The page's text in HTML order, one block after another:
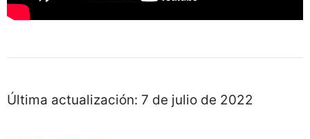
Última actualización: 7 de julio de 2022